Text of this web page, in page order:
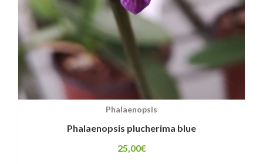
Phalaenopsis
Phalaenopsis plucherima blue
25,00€